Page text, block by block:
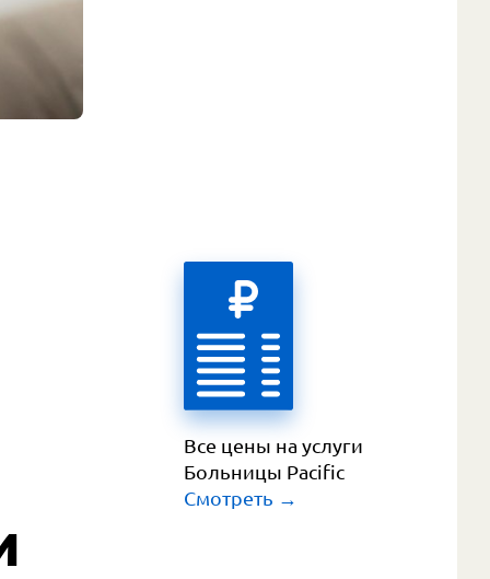
Все цены на услуги
Больницы Pacific
Смотреть →